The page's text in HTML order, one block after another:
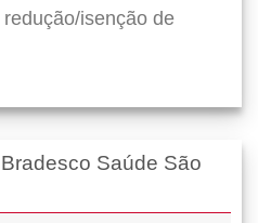
isenção de
Saúde São